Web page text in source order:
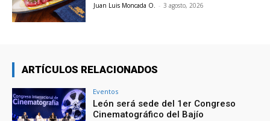
Juan Luis Moncada O. - 3 agosto, 2026
ARTÍCULOS RELACIONADOS
Eventos
León será sede del 1er Congreso
Cinematográfico del Bajío